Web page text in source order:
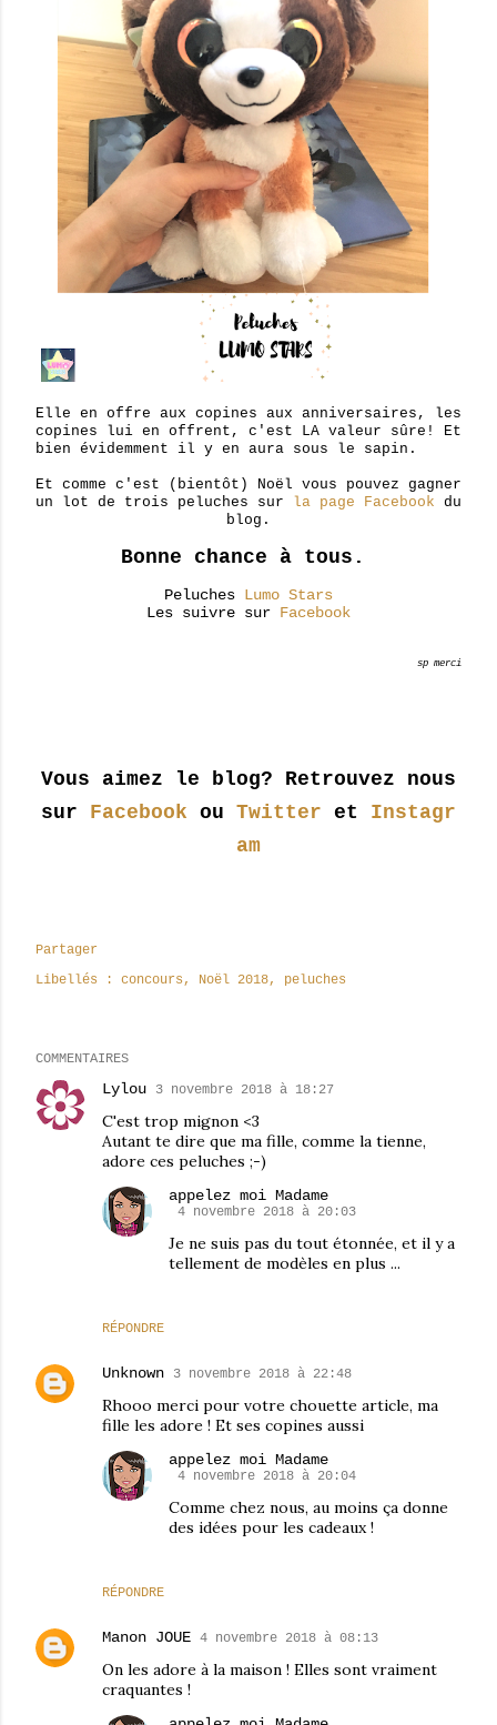
Elle en offre aux copines aux anniversaires, les
copines lui en offrent, c'est LA valeur sûre! Et
bien évidemment il y en aura sous le sapin.
Et comme c'est (bientôt) Noël vous pouvez gagner
un lot de trois peluches sur la page Facebook du
blog.
Bonne chance à tous.
Peluches Lumo Stars
Les suivre sur Facebook
sp merci
Vous aimez le blog? Retrouvez nous
sur Facebook ou Twitter et Instagr
am
Partager
Libellés :
concours Noël 2018 peluches
COMMENTAIRES
Lylou 3 novembre 2018 à 18:27
C'est trop mignon <3
Autant te dire que ma fille, comme la tienne,
adore ces peluches ;-)
RÉPONDRE
appelez moi Madame
4 novembre 2018 à 20:03
Je ne suis pas du tout étonnée, et il y a
tellement de modèles en plus ...
Unknown 3 novembre 2018 à 22:48
Rhooo merci pour votre chouette article, ma
fille les adore ! Et ses copines aussi
RÉPONDRE
appelez moi Madame
4 novembre 2018 à 20:04
Comme chez nous, au moins ça donne
des idées pour les cadeaux !
Manon JOUE 4 novembre 2018 à 08:13
On les adore à la maison ! Elles sont vraiment
craquantes !